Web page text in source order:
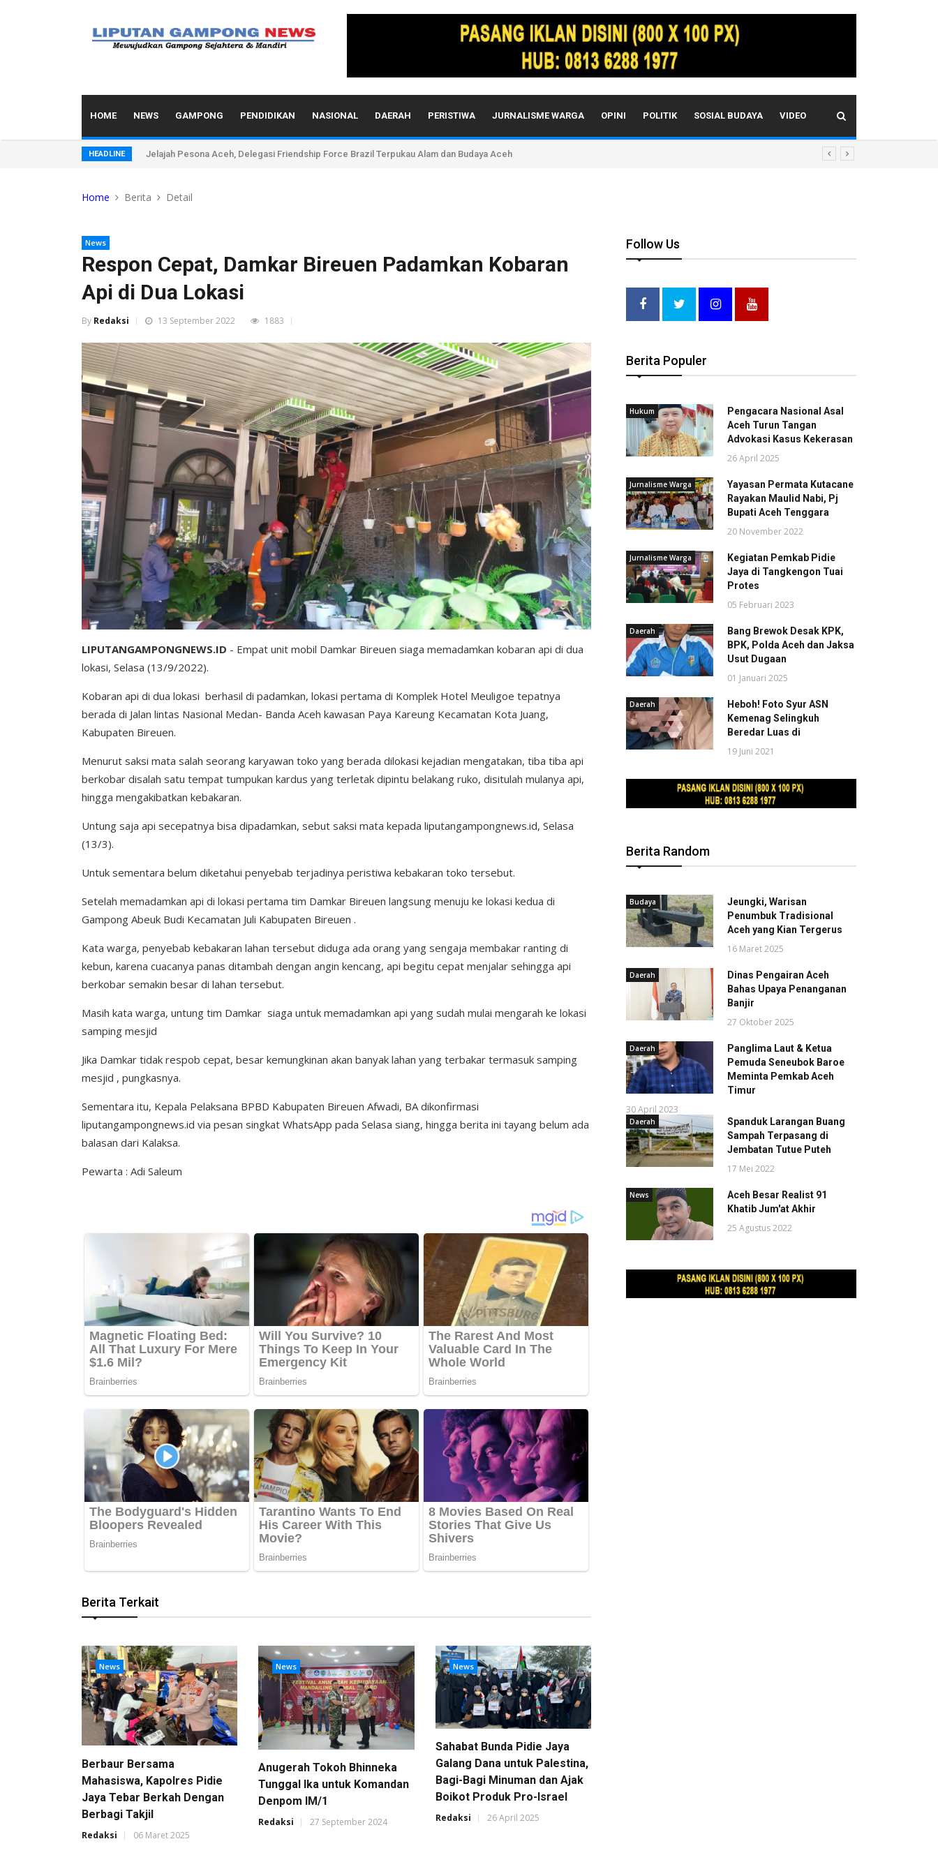
HOME NEWS GAMPONG PENDIDIKAN NASIONAL DAERAH PERISTIWA JURNALISME WARGA OPINI POLITIK SOSIAL BUDAYA VIDEO
HEADLINE Jelajah Pesona Aceh, Delegasi Friendship Force Brazil Terpukau Alam dan Budaya Aceh
Home Berita Detail
News
Respon Cepat, Damkar Bireuen Padamkan Kobaran
Api di Dua Lokasi
By Redaksi 13 September 2022 1883
LIPUTANGAMPONGNEWS.ID - Empat unit mobil Damkar Bireuen siaga memadamkan kobaran api di dua
lokasi, Selasa (13/9/2022).
Kobaran api di dua lokasi berhasil di padamkan, lokasi pertama di Komplek Hotel Meuligoe tepatnya
berada di Jalan lintas Nasional Medan- Banda Aceh kawasan Paya Kareung Kecamatan Kota Juang,
Kabupaten Bireuen.
Menurut saksi mata salah seorang karyawan toko yang berada dilokasi kejadian mengatakan, tiba tiba api
berkobar disalah satu tempat tumpukan kardus yang terletak dipintu belakang ruko, disitulah mulanya api,
hingga mengakibatkan kebakaran.
Untung saja api secepatnya bisa dipadamkan, sebut saksi mata kepada liputangampongnews.id, Selasa
(13/3).
Untuk sementara belum diketahui penyebab terjadinya peristiwa kebakaran toko tersebut.
Setelah memadamkan api di lokasi pertama tim Damkar Bireuen langsung menuju ke lokasi kedua di
Gampong Abeuk Budi Kecamatan Juli Kabupaten Bireuen .
Kata warga, penyebab kebakaran lahan tersebut diduga ada orang yang sengaja membakar ranting di
kebun, karena cuacanya panas ditambah dengan angin kencang, api begitu cepat menjalar sehingga api
berkobar semakin besar di lahan tersebut.
Masih kata warga, untung tim Damkar siaga untuk memadamkan api yang sudah mulai mengarah ke lokasi
samping mesjid
Jika Damkar tidak respob cepat, besar kemungkinan akan banyak lahan yang terbakar termasuk samping
mesjid , pungkasnya.
Sementara itu, Kepala Pelaksana BPBD Kabupaten Bireuen Afwadi, BA dikonfirmasi
liputangampongnews.id via pesan singkat WhatsApp pada Selasa siang, hingga berita ini tayang belum ada
balasan dari Kalaksa.
Pewarta : Adi Saleum
Berita Terkait
News
Berbaur Bersama
Mahasiswa, Kapolres Pidie
Jaya Tebar Berkah Dengan
Berbagi Takjil
Redaksi 06 Maret 2025
News
Anugerah Tokoh Bhinneka
Tunggal Ika untuk Komandan
Denpom IM/1
Redaksi 27 September 2024
News
Sahabat Bunda Pidie Jaya
Galang Dana untuk Palestina,
Bagi-Bagi Minuman dan Ajak
Boikot Produk Pro-Israel
Redaksi 26 April 2025
Follow Us
Berita Populer
Hukum
Pengacara Nasional Asal
Aceh Turun Tangan
Advokasi Kasus Kekerasan
26 April 2025
Jurnalisme Warga
Yayasan Permata Kutacane
Rayakan Maulid Nabi, Pj
Bupati Aceh Tenggara
20 November 2022
Jurnalisme Warga
Kegiatan Pemkab Pidie
Jaya di Tangkengon Tuai
Protes
05 Februari 2023
Daerah
Bang Brewok Desak KPK,
BPK, Polda Aceh dan Jaksa
Usut Dugaan
01 Januari 2025
Daerah
Heboh! Foto Syur ASN
Kemenag Selingkuh
Beredar Luas di
19 Juni 2021
Berita Random
Budaya
Jeungki, Warisan
Penumbuk Tradisional
Aceh yang Kian Tergerus
16 Maret 2025
Daerah
Dinas Pengairan Aceh
Bahas Upaya Penanganan
Banjir
27 Oktober 2025
Daerah
Panglima Laut & Ketua
Pemuda Seneubok Baroe
Meminta Pemkab Aceh
Timur
30 April 2023
Daerah
Spanduk Larangan Buang
Sampah Terpasang di
Jembatan Tutue Puteh
17 Mei 2022
News
Aceh Besar Realist 91
Khatib Jum'at Akhir
25 Agustus 2022